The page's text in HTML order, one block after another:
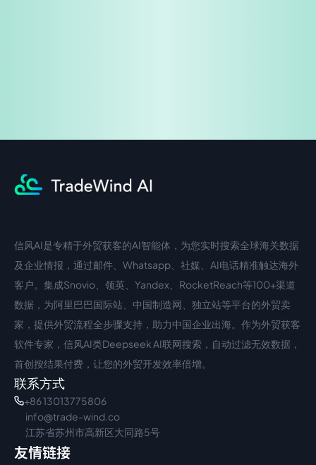
中文入口
信风AI是专精于外贸获客的AI智能体，为您实时搜索全球海关数据
及企业情报，通过邮件、Whatsapp、社媒、AI电话精准触达海外
客户。集成Snovio、领英、Yandex、RocketReach等100+渠道
数据，为阿里巴巴国际站、中国制造网、独立站等平台的外贸卖
家，提供外贸流程全步骤支持，助力中国企业出海。作为外贸获客
软件专家，信风AI类Deepseek AI联网搜索，自动过滤无效数据，
首创按结果付费，让您的外贸开发效率倍增。
联系方式
+86 13013775806
info@trade-wind.co
江苏省苏州市高新区大同路5号
友情链接